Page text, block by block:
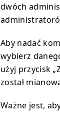
dwóch
Aby nadać
wybierz
użyj przycisk
został
Ważne jest,